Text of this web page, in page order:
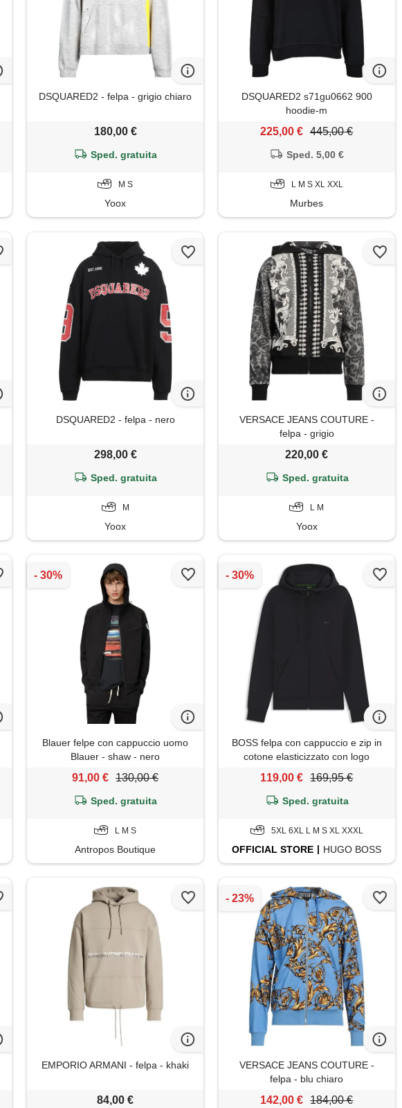
DSQUARED2 - felpa - grigio chiaro
180,00 €
Sped. gratuita
M S
Yoox
DSQUARED2 s71gu0662 900
hoodie-m
225,00 € 445,00 €
Sped. 5,00 €
L M S XL XXL
Murbes
DSQUARED2 - felpa - nero
298,00 €
Sped. gratuita
M
Yoox
VERSACE JEANS COUTURE -
felpa - grigio
220,00 €
Sped. gratuita
L M
Yoox
Blauer felpe con cappuccio uomo
Blauer - shaw - nero
91,00 € 130,00 €
Sped. gratuita
L M S
Antropos Boutique
BOSS felpa con cappuccio e zip in
cotone elasticizzato con logo
119,00 € 169,95 €
Sped. gratuita
5XL 6XL L M S XL XXXL
OFFICIAL STORE HUGO BOSS
EMPORIO ARMANI - felpa - khaki
84,00 €
VERSACE JEANS COUTURE -
felpa - blu chiaro
142,00 € 184,00 €